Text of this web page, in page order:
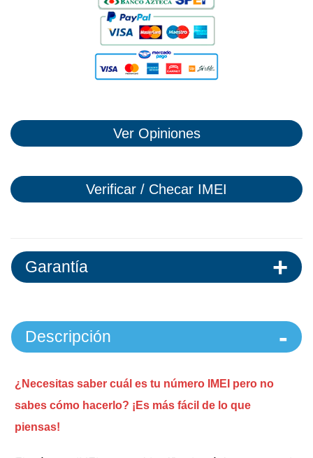
Ver Opiniones
Verificar / Checar IMEI
Garantía
Descripción
¿Necesitas saber cuál es tu número IMEI pero no
sabes cómo hacerlo? ¡Es más fácil de lo que
piensas!